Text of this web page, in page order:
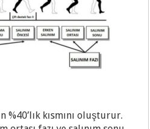
%40’lık kısmını oluşturur.